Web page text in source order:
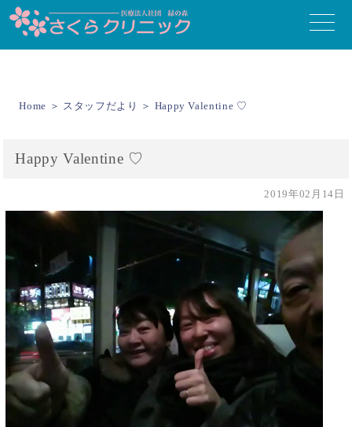
toggle
Home ＞ スタッフだより ＞ Happy Valentine ♡
Happy Valentine ♡
2019年02月14日